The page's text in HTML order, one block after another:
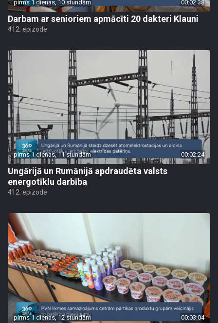
pirms 1 dienas, 10 stundām 00:02:38
Darbam ar senioriem apmācīti 20 dakteri Klauni
412. epizode
pirms 1 dienas, 11 stundām 00:02:24
Ungārijā un Rumānijā apdraudēta valsts
energotīklu darbība
412. epizode
pirms 1 dienas, 12 stundām 00:03:04